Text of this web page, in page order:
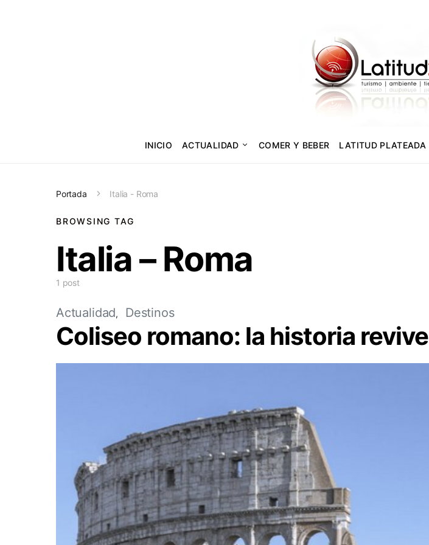
INICIO ACTUALIDAD COMER Y BEBER LATITUD PLATEADA
Portada Italia - Roma
BROWSING TAG
Italia – Roma
1 post
Actualidad Destinos
Coliseo romano: la historia revive